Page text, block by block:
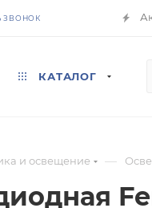
ЗВОНОК
КАТАЛОГ
и освещение —